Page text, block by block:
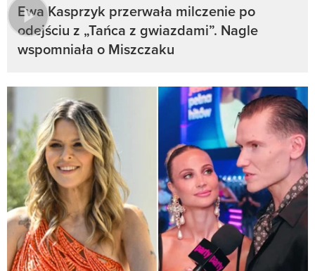
Ewa Kasprzyk przerwała milczenie po
odejściu z „Tańca z gwiazdami”. Nagle
wspomniała o Miszczaku